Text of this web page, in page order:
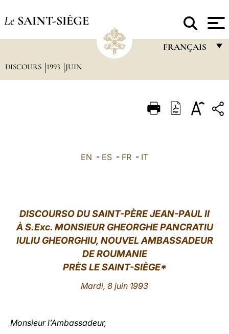
Le SAINT-SIÈGE
FRANÇAIS
ITALIANO
中文
LATINE
DISCOURS 1993 JUIN
EN - ES - FR - IT
DISCOURSO DU SAINT-PÈRE JEAN-PAUL II
À S.Exc. MONSIEUR GHEORGHE PANCRATIU
IULIU GHEORGHIU, NOUVEL AMBASSADEUR
DE ROUMANIE
PRÈS LE SAINT-SIÈGE*
Mardi, 8 juin 1993
Monsieur l’Ambassadeur,